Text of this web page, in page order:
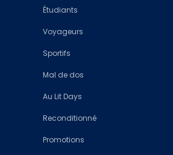
Étudiants
Voyageurs
Sportifs
Mal de dos
Au Lit Days
Reconditionné
Promotions